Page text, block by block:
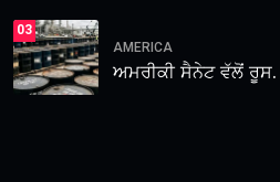
03
AMERICA
ਅਮਰੀਕੀ ਸੈਨੇਟ ਵੱਲੋਂ ਰੂਸ.